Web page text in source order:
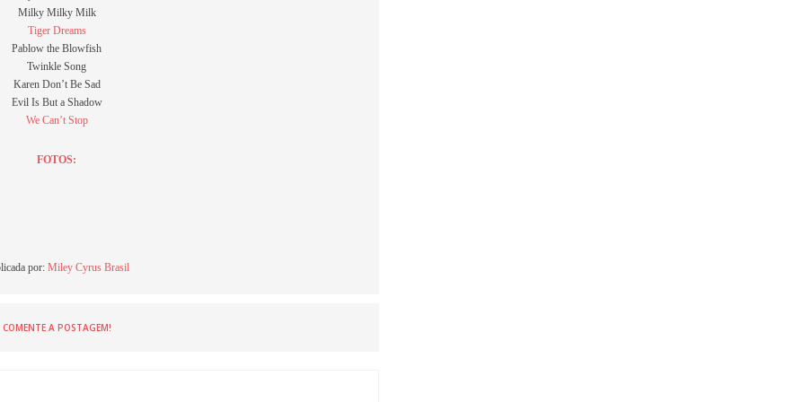
Milky Milky Milk
Tiger Dreams
Pablow the Blowfish
Twinkle Song
Karen Don’t Be Sad
Evil Is But a Shadow
We Can’t Stop
FOTOS:
por: Miley Cyrus Brasil
COMENTE A POSTAGEM!